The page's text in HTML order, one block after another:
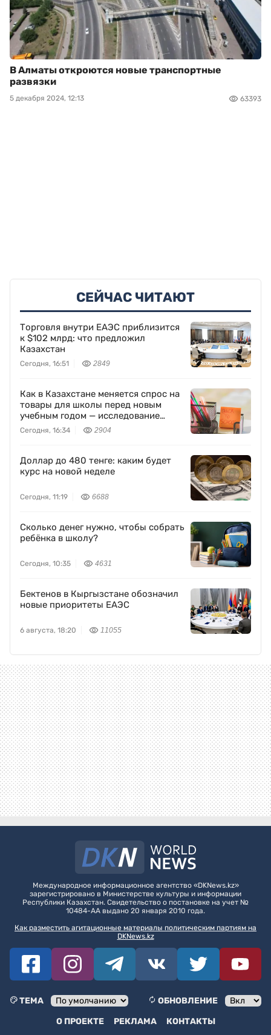
В Алматы откроются новые транспортные
развязки
5 декабря 2024, 12:13 63393
СЕЙЧАС ЧИТАЮТ
Торговля внутри ЕАЭС приблизится
к $102 млрд: что предложил
Казахстан
Сегодня, 16:51 2849
Как в Казахстане меняется спрос на
товары для школы перед новым
учебным годом — исследование
Yandex Ads
Сегодня, 16:34 2904
Доллар до 480 тенге: каким будет
курс на новой неделе
Сегодня, 11:19 6688
Сколько денег нужно, чтобы собрать
ребёнка в школу?
Сегодня, 10:35 4631
Бектенов в Кыргызстане обозначил
новые приоритеты ЕАЭС
6 августа, 18:20 11055
Международное информационное агентство «DKNews.kz»
зарегистрировано в Министерстве культуры и информации
Республики Казахстан. Свидетельство о постановке на учет №
10484-АА выдано 20 января 2010 года.
Как разместить агитационные материалы политическим партиям на
DKNews.kz
ТЕМА
ОБНОВЛЕНИЕ
О ПРОЕКТЕ
РЕКЛАМА КОНТАКТЫ